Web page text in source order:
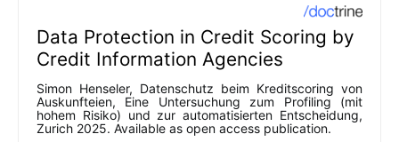
Data Protection in Credit Scoring by
Credit Information Agencies
Simon Henseler, Datenschutz beim Kreditscoring von
Auskunfteien, Eine Untersuchung zum Profiling (mit
hohem Risiko) und zur automatisierten Entscheidung,
Zurich 2025. Available as open access publication.